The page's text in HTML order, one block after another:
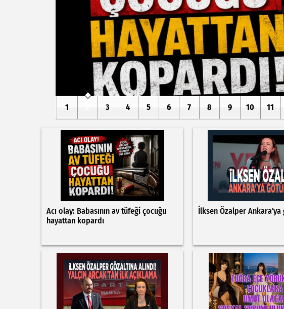
Acı olay: Babasının av tüfeği çocuğu
hayattan kopardı
İlksen Özalper
1 3 4 5 6 7 8 9 10 11